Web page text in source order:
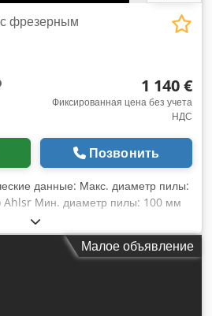
фрезерным
1 140 €
Фиксированная цена без учета
НДС
Позвонить
данные: Макс. диаметр пилы:
Мин. диаметр пилы: 100 мм
25 мм Диаметр шпинделя фрезы:
фрезы: 120 мм Ручная
шпинделя и пилы Длина
прижим Шпиндель и пила на
400 В Габариты: Длина:
Малое объявление